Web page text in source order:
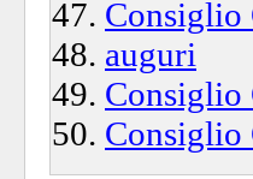
Consiglio
auguri
Consiglio
Consiglio